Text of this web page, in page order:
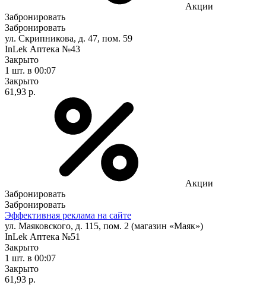
Акции
Забронировать
Забронировать
ул. Скрипникова, д. 47, пом. 59
InLek Аптека №43
Закрыто
1 шт. в 00:07
Закрыто
61,93 р.
Акции
Забронировать
Забронировать
Эффективная реклама на сайте
ул. Маяковского, д. 115, пом. 2 (магазин «Маяк»)
InLek Аптека №51
Закрыто
1 шт. в 00:07
Закрыто
61,93 р.